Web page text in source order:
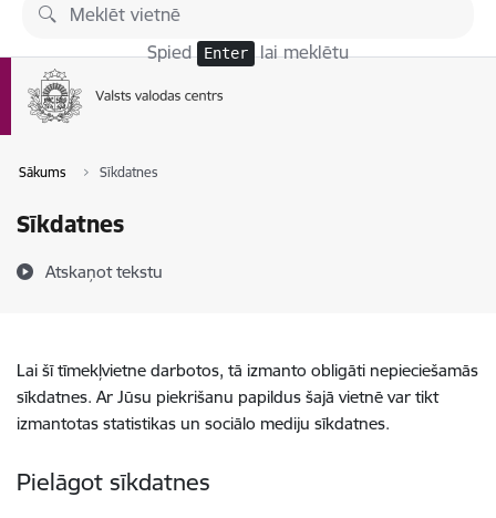
Pāriet uz lapas saturu
Spied Enter lai meklētu
Sākums Sīkdatnes
Sīkdatnes
Atskaņot tekstu
Lai šī tīmekļvietne darbotos, tā izmanto obligāti nepieciešamās
sīkdatnes. Ar Jūsu piekrišanu papildus šajā vietnē var tikt
izmantotas statistikas un sociālo mediju sīkdatnes.
Pielāgot sīkdatnes